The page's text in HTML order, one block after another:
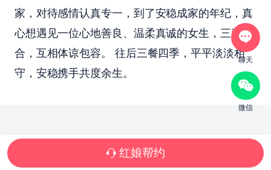
家，对待感情认真专一，到了安稳成家的年纪，真
心想遇见一位心地善良、温柔真诚的女生，三观相
合，互相体谅包容。 往后三餐四季，平平淡淡相
守，安稳携手共度余生。
红娘帮约
聊天
微信